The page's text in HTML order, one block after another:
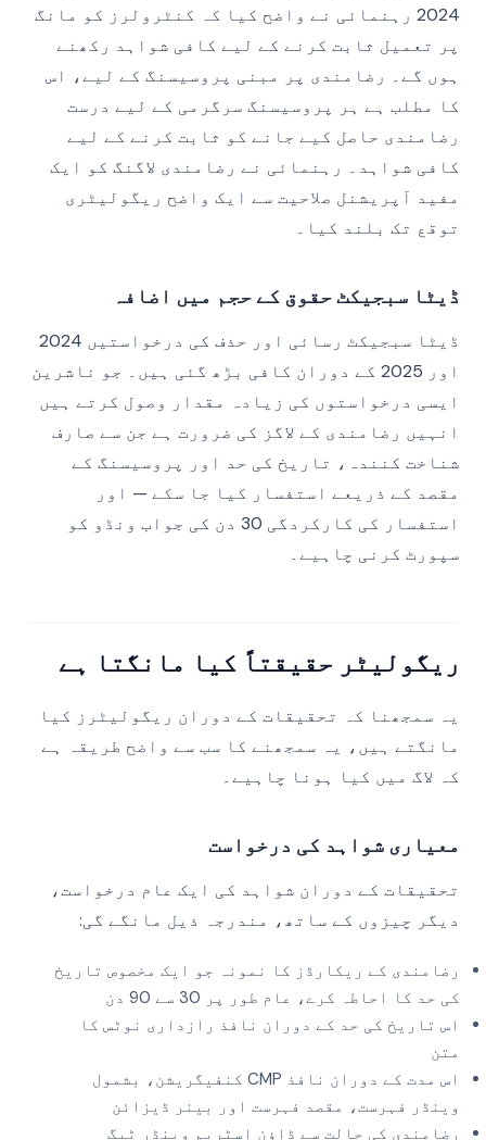
2024 رہنمائی نے واضح کیا کہ کنٹرولرز کو مانگ
پر تعمیل ثابت کرنے کے لیے کافی شواہد رکھنے
ہوں گے۔ رضامندی پر مبنی پروسیسنگ کے لیے، اس
کا مطلب ہے ہر پروسیسنگ سرگرمی کے لیے درست
رضامندی حاصل کیے جانے کو ثابت کرنے کے لیے
کافی شواہد۔ رہنمائی نے رضامندی لاگنگ کو ایک
مفید آپریشنل صلاحیت سے ایک واضح ریگولیٹری
توقع تک بلند کیا۔
ڈیٹا سبجیکٹ حقوق کے حجم میں اضافہ
ڈیٹا سبجیکٹ رسائی اور حذف کی درخواستیں 2024
اور 2025 کے دوران کافی بڑھ گئی ہیں۔ جو ناشرین
ایسی درخواستوں کی زیادہ مقدار وصول کرتے ہیں
انہیں رضامندی کے لاگز کی ضرورت ہے جن سے صارف
شناخت کنندہ، تاریخ کی حد اور پروسیسنگ کے
مقصد کے ذریعے استفسار کیا جا سکے — اور
استفسار کی کارکردگی 30 دن کی جواب ونڈو کو
سپورٹ کرنی چاہیے۔
ریگولیٹر حقیقتاً کیا مانگتا ہے
یہ سمجھنا کہ تحقیقات کے دوران ریگولیٹرز کیا
مانگتے ہیں، یہ سمجھنے کا سب سے واضح طریقہ ہے
کہ لاگ میں کیا ہونا چاہیے۔
معیاری شواہد کی درخواست
تحقیقات کے دوران شواہد کی ایک عام درخواست،
دیگر چیزوں کے ساتھ، مندرجہ ذیل مانگے گی:
رضامندی کے ریکارڈز کا نمونہ جو ایک مخصوص تاریخ
کی حد کا احاطہ کرے، عام طور پر 30 سے 90 دن
اس تاریخ کی حد کے دوران نافذ رازداری نوٹس کا
متن
اس مدت کے دوران نافذ CMP کنفیگریشن، بشمول
وینڈر فہرست، مقصد فہرست اور بینر ڈیزائن
رضامندی کی حالت سے ڈاؤن اسٹریم وینڈر ٹیگ